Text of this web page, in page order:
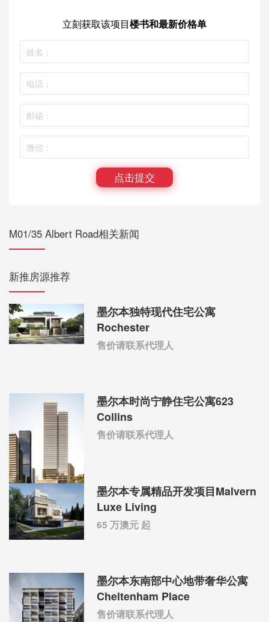
立刻获取该项目楼书和最新价格单
点击提交
M01/35 Albert Road相关新闻
新推房源推荐
墨尔本独特现代住宅公寓
Rochester
售价请联系代理人
墨尔本时尚宁静住宅公寓623
Collins
售价请联系代理人
墨尔本专属精品开发项目Malvern
Luxe Living
65 万澳元 起
墨尔本东南部中心地带奢华公寓
Cheltenham Place
售价请联系代理人